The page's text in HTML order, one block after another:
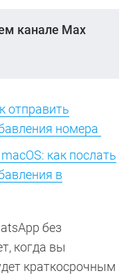
канале Max
отправить
номера
как послать
в
без
когда вы
краткосрочным